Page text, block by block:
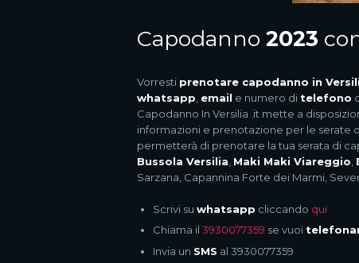
Capodanno 2023
Vorresti prenotare capodanno in
whatsapp email e numero di telefono
Capodanno In Versilia .it mette a
informazioni e prenotazione per le serate
permetterà di prenotare la tua serata di
Bussola Versilia Maki Maki Viareggio
Sarzana, Capannina Forte dei Marmi,
Scrivi su whatsapp cliccando qui
Chiama il 3930077359 se vuoi
Invia un SMS al 3930077359